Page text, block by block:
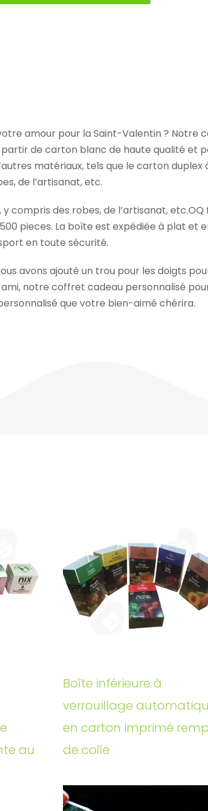
amour pour la Saint-Valentin ? Notre
de carton blanc de haute qualité et
matériaux, tels que le carton
de l’artisanat, etc.
des robes, de l’artisanat,
pieces. La boîte est expédiée à plat et
en toute sécurité.
avons ajouté un trou pour les doigts
notre coffret cadeau personnalisé
que votre bien-aimé chérira.
au
Boîte inférieure à
verrouillage
en carton imprimé
de colle